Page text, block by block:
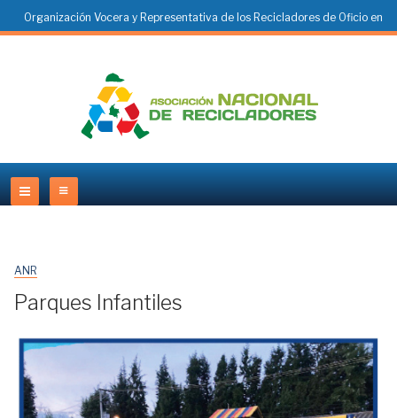
Organización Vocera y Representativa de los Recicladores de Oficio en
ANR
Parques Infantiles